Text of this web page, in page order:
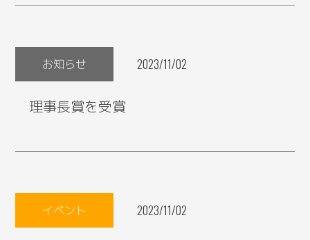
2023/11/02
お知らせ
理事長賞を受賞
2023/11/02
イベント